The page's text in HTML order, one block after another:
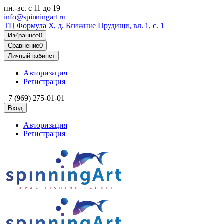
пн.-вс. с 11 до 19
info@spinningart.ru
ТЦ Формула X, д. Ближние Прудищи, вл. 1, с. 1
Избранное0
Сравнение0
Личный кабинет
Авторизация
Регистрация
+7 (969) 275-01-01
Вход
Авторизация
Регистрация